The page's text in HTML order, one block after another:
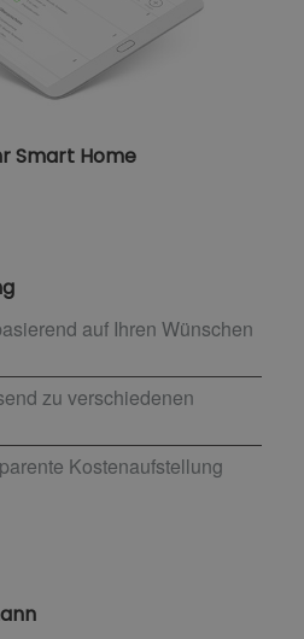
Smart Home
auf Ihren Wünschen
zu verschiedenen
Kostenaufstellung